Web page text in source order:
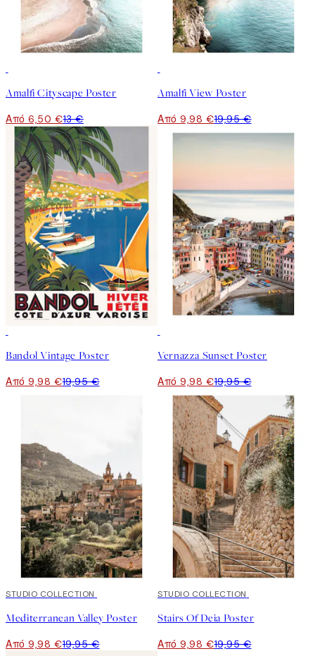
Amalfi Cityscape Poster
Από 6,50 €13 €
Amalfi View Poster
Από 9,98 €19,95 €
Bandol Vintage Poster
Από 9,98 €19,95 €
Vernazza Sunset Poster
Από 9,98 €19,95 €
50%*
STUDIO COLLECTION
Mediterranean Valley Poster
Από 9,98 €19,95 €
50%*
STUDIO COLLECTION
Stairs Of Deia Poster
Από 9,98 €19,95 €